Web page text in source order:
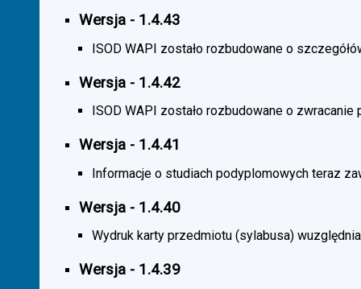
Wersja - 1.4.43
ISOD WAPI zostało rozbudowane o
Wersja - 1.4.42
ISOD WAPI zostało rozbudowane o zwracanie
Wersja - 1.4.41
Informacje o studiach podyplomowych teraz
Wersja - 1.4.40
Wydruk karty przedmiotu (sylabusa)
Wersja - 1.4.39